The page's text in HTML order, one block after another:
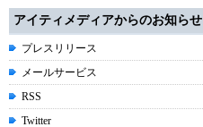
アイティメディアからのお知らせ
プレスリリース
メールサービス
RSS
Twitter